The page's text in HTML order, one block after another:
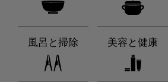
風呂と掃除 美容と健康